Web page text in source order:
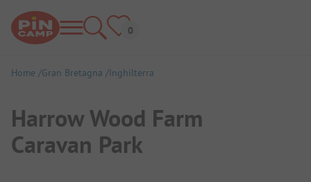
Home Gran Bretagna Inghilterra
Harrow Wood Farm
Caravan Park